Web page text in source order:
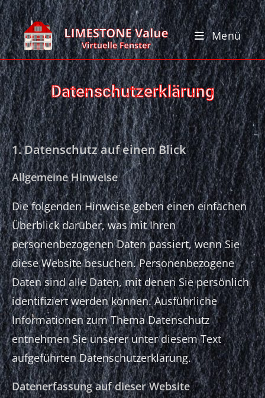
Menü
Datenschutzerklärung
1. Datenschutz auf einen Blick
Allgemeine Hinweise
Die folgenden Hinweise geben einen einfachen
Überblick darüber, was mit Ihren
personenbezogenen Daten passiert, wenn Sie
diese Website besuchen. Personenbezogene
Daten sind alle Daten, mit denen Sie persönlich
identifiziert werden können. Ausführliche
Informationen zum Thema Datenschutz
entnehmen Sie unserer unter diesem Text
aufgeführten Datenschutzerklärung.
Datenerfassung auf dieser Website